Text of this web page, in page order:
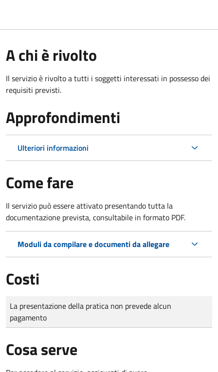
A chi è rivolto
Il servizio è rivolto a tutti i soggetti interessati in possesso dei
requisiti previsti.
Approfondimenti
Ulteriori informazioni
Come fare
Il servizio può essere attivato presentando tutta la
documentazione prevista, consultabile in formato PDF.
Moduli da compilare e documenti da allegare
Costi
Tipo di pagamento
Importo
La presentazione della pratica non prevede alcun
pagamento
Cosa serve